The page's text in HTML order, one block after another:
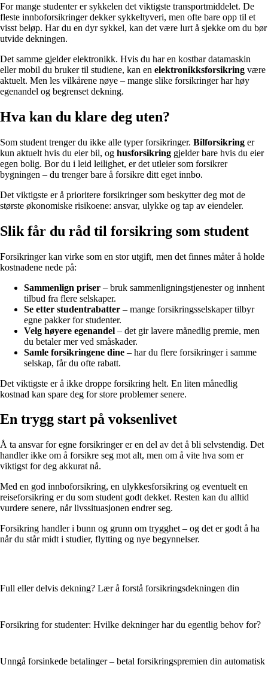
For mange studenter er sykkelen det viktigste transportmiddelet. De
fleste innboforsikringer dekker sykkeltyveri, men ofte bare opp til et
visst beløp. Har du en dyr sykkel, kan det være lurt å sjekke om du bør
utvide dekningen.
Det samme gjelder elektronikk. Hvis du har en kostbar datamaskin
eller mobil du bruker til studiene, kan en elektronikksforsikring være
aktuelt. Men les vilkårene nøye – mange slike forsikringer har høy
egenandel og begrenset dekning.
Hva kan du klare deg uten?
Som student trenger du ikke alle typer forsikringer. Bilforsikring er
kun aktuelt hvis du eier bil, og husforsikring gjelder bare hvis du eier
egen bolig. Bor du i leid leilighet, er det utleier som forsikrer
bygningen – du trenger bare å forsikre ditt eget innbo.
Det viktigste er å prioritere forsikringer som beskytter deg mot de
største økonomiske risikoene: ansvar, ulykke og tap av eiendeler.
Slik får du råd til forsikring som student
Forsikringer kan virke som en stor utgift, men det finnes måter å holde
kostnadene nede på:
Sammenlign priser – bruk sammenligningstjenester og innhent
tilbud fra flere selskaper.
Se etter studentrabatter – mange forsikringsselskaper tilbyr
egne pakker for studenter.
Velg høyere egenandel – det gir lavere månedlig premie, men
du betaler mer ved småskader.
Samle forsikringene dine – har du flere forsikringer i samme
selskap, får du ofte rabatt.
Det viktigste er å ikke droppe forsikring helt. En liten månedlig
kostnad kan spare deg for store problemer senere.
En trygg start på voksenlivet
Å ta ansvar for egne forsikringer er en del av det å bli selvstendig. Det
handler ikke om å forsikre seg mot alt, men om å vite hva som er
viktigst for deg akkurat nå.
Med en god innboforsikring, en ulykkesforsikring og eventuelt en
reiseforsikring er du som student godt dekket. Resten kan du alltid
vurdere senere, når livssituasjonen endrer seg.
Forsikring handler i bunn og grunn om trygghet – og det er godt å ha
når du står midt i studier, flytting og nye begynnelser.
Full eller delvis dekning? Lær å forstå forsikringsdekningen din
Forsikring for studenter: Hvilke dekninger har du egentlig behov for?
Unngå forsinkede betalinger – betal forsikringspremien din automatisk